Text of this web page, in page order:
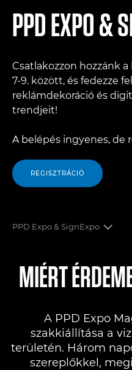
PPD EXPO &
Csatlakozzon hozzánk
7-9. között, és fedezze
reklámdekoráció és
trendjeit!
A belépés ingyenes, de
REGISZTRÁCIÓ
PPD Expo & SignExpo
Kiállított gépek
Programok
A PPD Expo 2022-ben
MIÉRT
A PPD Expo
szakkiállítása a
területén. Három
szereplőkkel,